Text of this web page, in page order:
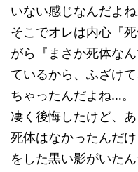
いない感じなんだよね
そこでオレは内心『
がら『まさか死体な
ているから、ふざけ
ちゃったんだよね…。
凄く後悔したけど、
死体はなかったんだ
をした黒い影がいた